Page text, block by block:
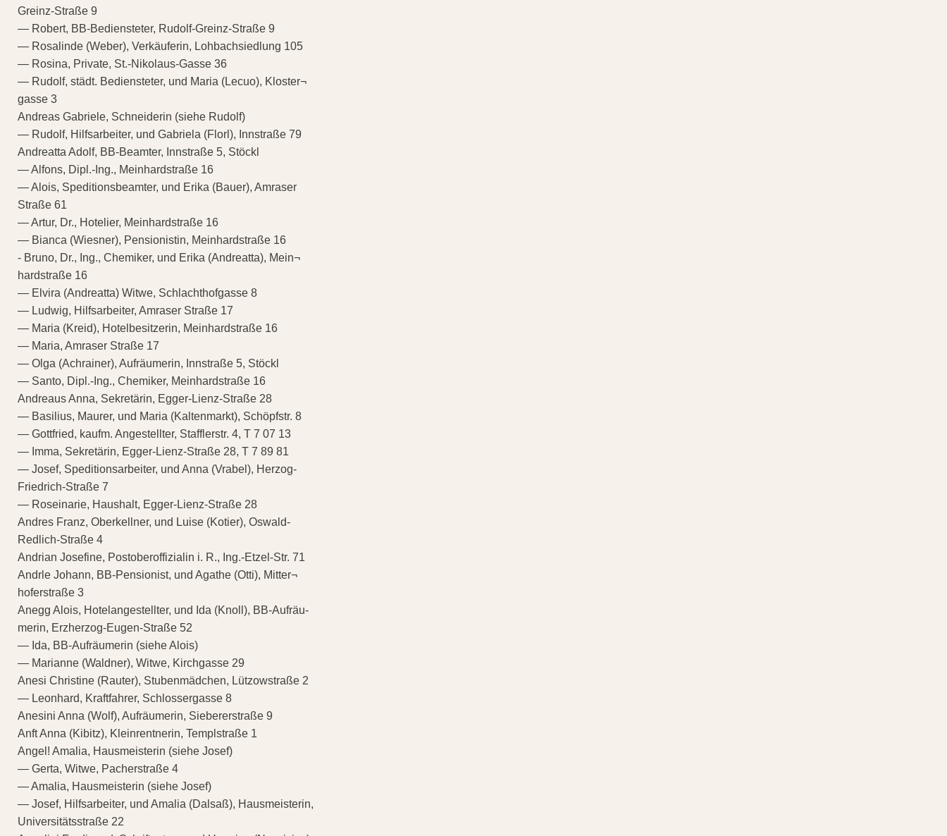
Greinz-Straße 9
— Robert, BB-Bediensteter, Rudolf-Greinz-Straße 9
— Rosalinde (Weber), Verkäuferin, Lohbachsiedlung 105
— Rosina, Private, St.-Nikolaus-Gasse 36
— Rudolf, städt. Bediensteter, und Maria (Lecuo), Kloster¬
gasse 3
Andreas Gabriele, Schneiderin (siehe Rudolf)
— Rudolf, Hilfsarbeiter, und Gabriela (Florl), Innstraße 79
Andreatta Adolf, BB-Beamter, Innstraße 5, Stöckl
— Alfons, Dipl.-Ing., Meinhardstraße 16
— Alois, Speditionsbeamter, und Erika (Bauer), Amraser
Straße 61
— Artur, Dr., Hotelier, Meinhardstraße 16
— Bianca (Wiesner), Pensionistin, Meinhardstraße 16
- Bruno, Dr., Ing., Chemiker, und Erika (Andreatta), Mein¬
hardstraße 16
— Elvira (Andreatta) Witwe, Schlachthofgasse 8
— Ludwig, Hilfsarbeiter, Amraser Straße 17
— Maria (Kreid), Hotelbesitzerin, Meinhardstraße 16
— Maria, Amraser Straße 17
— Olga (Achrainer), Aufräumerin, Innstraße 5, Stöckl
— Santo, Dipl.-Ing., Chemiker, Meinhardstraße 16
Andreaus Anna, Sekretärin, Egger-Lienz-Straße 28
— Basilius, Maurer, und Maria (Kaltenmarkt), Schöpfstr. 8
— Gottfried, kaufm. Angestellter, Stafflerstr. 4, T 7 07 13
— Imma, Sekretärin, Egger-Lienz-Straße 28, T 7 89 81
— Josef, Speditionsarbeiter, und Anna (Vrabel), Herzog-
Friedrich-Straße 7
— Roseinarie, Haushalt, Egger-Lienz-Straße 28
Andres Franz, Oberkellner, und Luise (Kotier), Oswald-
Redlich-Straße 4
Andrian Josefine, Postoberoffizialin i. R., Ing.-Etzel-Str. 71
Andrle Johann, BB-Pensionist, und Agathe (Otti), Mitter¬
hoferstraße 3
Anegg Alois, Hotelangestellter, und Ida (Knoll), BB-Aufräu-
merin, Erzherzog-Eugen-Straße 52
— Ida, BB-Aufräumerin (siehe Alois)
— Marianne (Waldner), Witwe, Kirchgasse 29
Anesi Christine (Rauter), Stubenmädchen, Lützowstraße 2
— Leonhard, Kraftfahrer, Schlossergasse 8
Anesini Anna (Wolf), Aufräumerin, Siebererstraße 9
Anft Anna (Kibitz), Kleinrentnerin, Templstraße 1
Angel! Amalia, Hausmeisterin (siehe Josef)
— Gerta, Witwe, Pacherstraße 4
— Amalia, Hausmeisterin (siehe Josef)
— Josef, Hilfsarbeiter, und Amalia (Dalsaß), Hausmeisterin,
Universitätsstraße 22